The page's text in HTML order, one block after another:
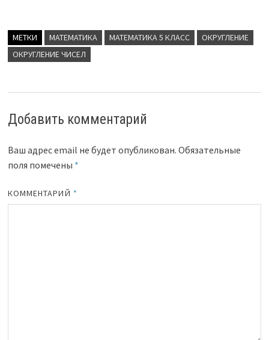
МЕТКИ МАТЕМАТИКА МАТЕМАТИКА 5 КЛАСС
ОКРУГЛЕНИЕ
ОКРУГЛЕНИЕ ЧИСЕЛ
Добавить комментарий
Ваш адрес email не будет опубликован. Обязательные
поля помечены *
КОММЕНТАРИЙ *